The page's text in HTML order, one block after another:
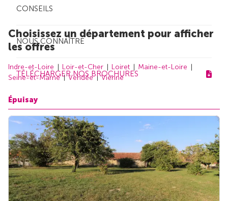
CONSEILS
NOUS CONNAÎTRE
TÉLÉCHARGER NOS BROCHURES
Choisissez un département pour afficher
les offres
Indre-et-Loire Loir-et-Cher Loiret
Maine-et-Loire
Seine-et-Marne
Vendée Vienne
Épuisay